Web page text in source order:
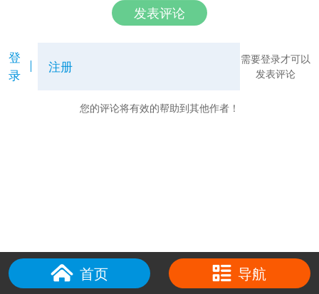
发表评论
登
录
注册
需要登录才可以
发表评论
您的评论将有效的帮助到其他作者！
首页 导航